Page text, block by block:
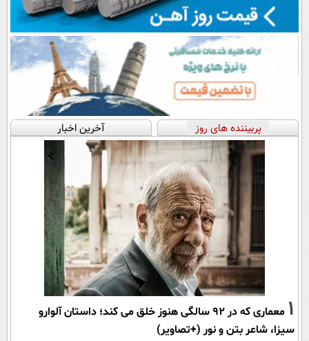
پربیننده های روز آخرین اخبار
1
معماری که در 92 سالگی هنوز خلق می کند؛ داستان آلوارو
سیزا، شاعر بتن و نور (+تصاویر)